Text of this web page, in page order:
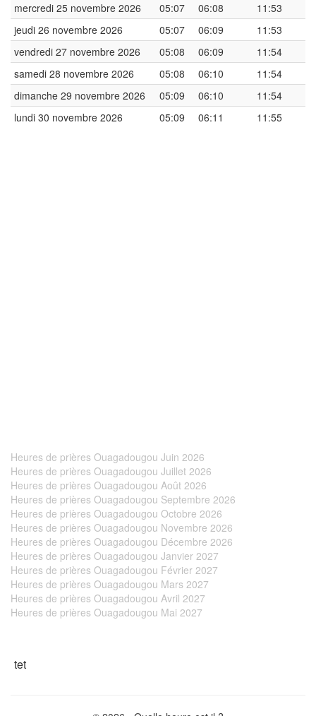
mercredi 25 novembre 2026
05:07 06:08
11:53
jeudi 26 novembre 2026
05:07 06:09
11:53
vendredi 27 novembre 2026
05:08 06:09
11:54
samedi 28 novembre 2026
05:08 06:10
11:54
dimanche 29 novembre 2026
05:09 06:10
11:54
lundi 30 novembre 2026
05:09 06:11 11:55
This page can't load Google Maps correctly.
Do you own this website?
Heures de prières Ouagadougou Juin 2026
Heures de prières Ouagadougou Juillet 2026
Heures de prières Ouagadougou Août 2026
Heures de prières Ouagadougou Septembre 2026
Heures de prières Ouagadougou Octobre 2026
Heures de prières Ouagadougou Novembre 2026
Heures de prières Ouagadougou Décembre 2026
Heures de prières Ouagadougou Janvier 2027
Heures de prières Ouagadougou Février 2027
Heures de prières Ouagadougou Mars 2027
Heures de prières Ouagadougou Avril 2027
Heures de prières Ouagadougou Mai 2027
tet